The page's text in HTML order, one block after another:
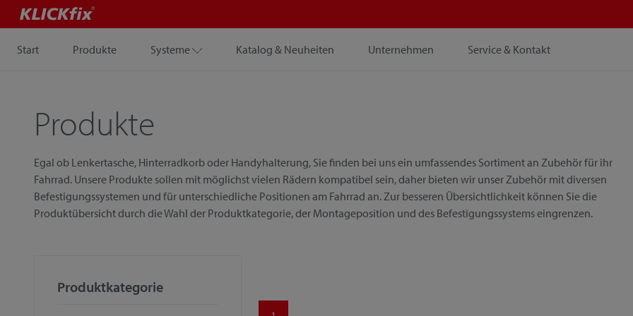
Start Produkte Systeme Katalog & Neuheiten Unternehmen Service & Kontakt
Produkte
Egal ob Lenkertasche, Hinterradkorb oder Handyhalterung, Sie finden bei uns ein umfassendes Sortiment an Zubehör für ihr
Fahrrad. Unsere Produkte sollen mit möglichst vielen Rädern kompatibel sein, daher bieten wir unser Zubehör mit diversen
Befestigungssystemen und für unterschiedliche Positionen am Fahrrad an. Zur besseren Übersichtlichkeit können Sie die
Produktübersicht durch die Wahl der Produktkategorie, der Montageposition und des Befestigungssystems eingrenzen.
Produktkategorie